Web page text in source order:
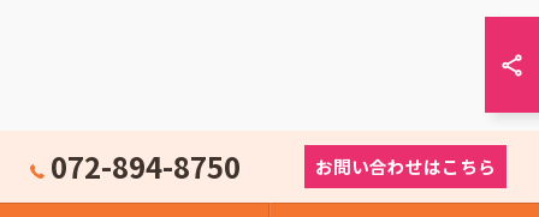
072-894-8750 お問い合わせはこちら